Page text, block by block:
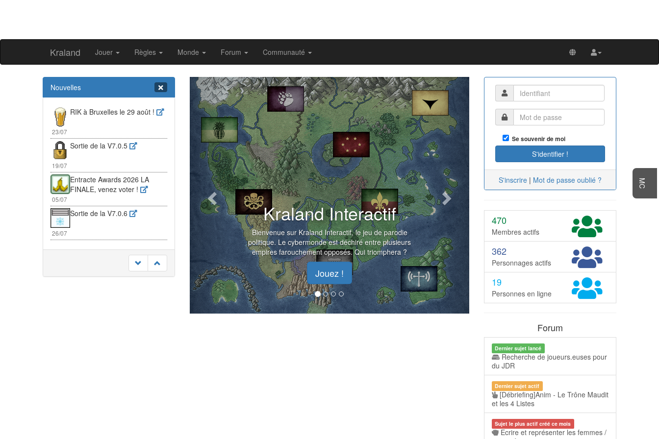
Kraland Jouer Règles Monde Forum Communauté
Nouvelles
23/07
RIK à Bruxelles le 29 août !
19/07
Sortie de la V7.0.5
05/07
Entracte Awards 2026 LA
FINALE, venez voter !
26/07
Sortie de la V7.0.6 Kraland Interactif
Bienvenue sur Kraland Interactif, le jeu de parodie
politique. Le cybermonde est déchiré entre plusieurs
empires farouchement opposés. Qui triomphera ?
Jouez !
Previous Next
Se souvenir de moi
S'inscrire | Mot de passe oublié ?
470
Membres actifs
362
Personnages actifs
19
Personnes en ligne
Forum
Dernier sujet lancé
Recherche de joueurs.euses pour
du JDR
Dernier sujet actif
[Débriefing]Anim - Le Trône Maudit
et les 4 Listes
Sujet le plus actif créé ce mois
Ecrire et représenter les femmes /
MC